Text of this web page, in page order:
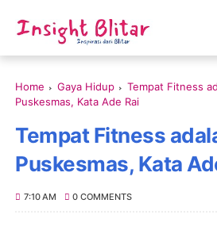
Home Gaya Hidup
Tempat Fitness
Puskesmas, Kata Ade Rai
Tempat Fitness
Puskesmas, Kata
7:10 AM 0 COMMENTS